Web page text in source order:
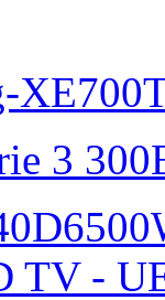
3
TV -